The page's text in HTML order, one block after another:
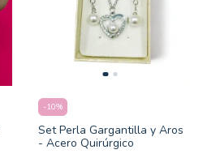
-10%
Set Perla Gargantilla y Aros
- Acero Quirúrgico